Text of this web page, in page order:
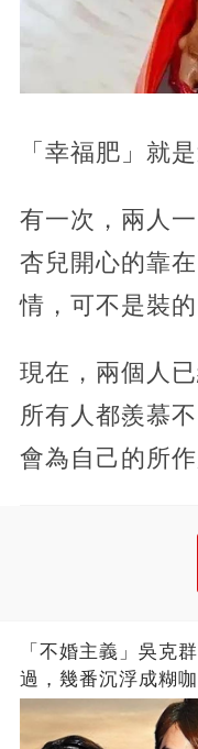
「幸福肥」就
有一次，兩人
杏兒開心的靠
情，可不是裝的
現在，兩個人
所有人都羨慕
會為自己的所
「不婚主義」吳克
過，幾番沉浮成糊咖